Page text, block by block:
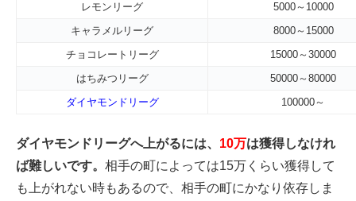
レモンリーグ
5000～10000
キャラメルリーグ
8000～15000
チョコレートリーグ
15000～30000
はちみつリーグ
50000～80000
ダイヤモンドリーグ
100000～
ダイヤモンドリーグへ上がるには、 10万は獲得しなけれ
ば難しいです。 相手の町によっては15万くらい獲得して
も上がれない時もあるので、相手の町にかなり依存しま